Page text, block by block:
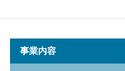
事業内容